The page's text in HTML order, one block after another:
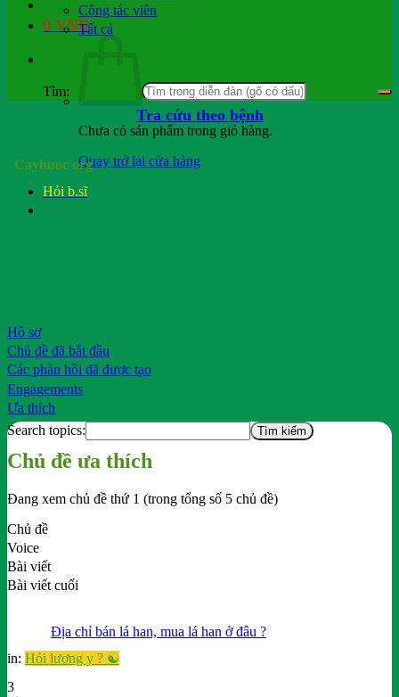
0 VND
Chưa có sản phẩm trong giỏ hàng.
Quay trở lại cửa hàng
Hỏi b.sĩ
Cộng tác viên
Tất cả
Tìm:
Tra cứu theo bệnh
Cayhuoc org
Hồ sơ
Chủ đề đã bắt đầu
Các phản hồi đã được tạo
Engagements
Ưa thích
Search topics:
Chủ đề ưa thích
Đang xem chủ đề thứ 1 (trong tổng số 5 chủ đề)
Chủ đề
Voice
Bài viết
Bài viết cuối
Địa chỉ bán lá han, mua lá han ở đâu ?
in: Hỏi lương y ? ☯️
3